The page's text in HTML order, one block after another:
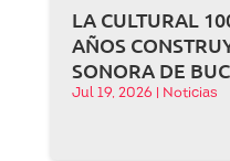
LA CULTURAL
AÑOS
SONORA DE
Jul 19, 2026 Noticias